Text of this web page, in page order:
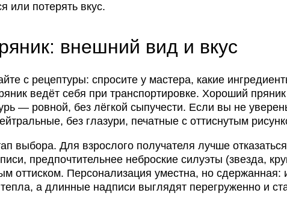
или потерять вкус.
внешний вид и вкус
с рецептуры: спросите у мастера, какие
ведёт себя при транспортировке. Хороший
— ровной, без лёгкой сыпучести. Если вы не
без глазури, печатные с оттиснутым
выбора. Для взрослого получателя лучше
предпочтительнее неброские силуэты (звезда,
оттиском. Персонализация уместна, но
а длинные надписи выглядят перегруженно и